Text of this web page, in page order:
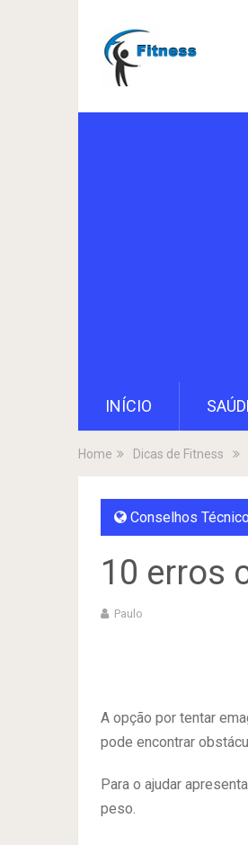
INÍCIO
Home Dicas de Fitness
Conselhos
10 erros
Paulo
A opção por tentar
pode encontrar
Para o ajudar
peso.